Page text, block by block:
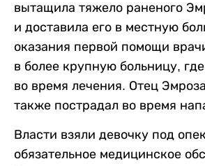
вытащила тяжело раненого
и доставила его в местную
оказания первой помощи
в более крупную больницу,
во время лечения. Отец
также пострадал во время
Власти взяли девочку под
обязательное медицинское